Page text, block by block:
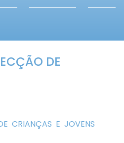
DE
CRIANÇAS E JOVENS